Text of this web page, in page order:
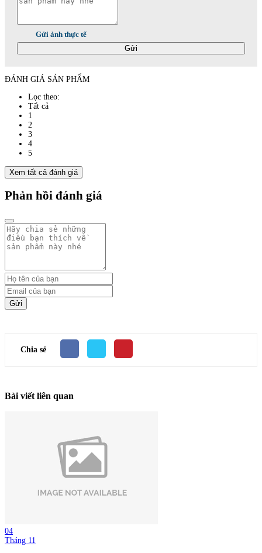
Gửi ảnh thực tế
Gửi
ĐÁNH GIÁ SẢN PHẨM
Lọc theo:
Tất cả
1
2
3
4
5
Xem tất cả đánh giá
Phản hồi đánh giá
Gửi
Chia sẻ
Bài viết liên quan
04
Tháng 11